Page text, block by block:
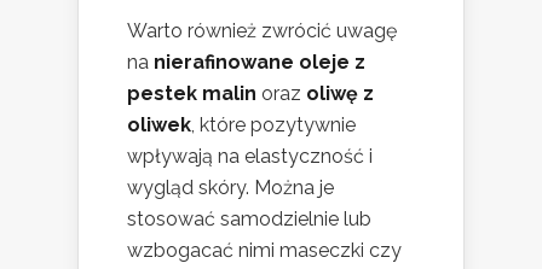
Warto również zwrócić uwagę
na nierafinowane oleje z
pestek malin oraz oliwę z
oliwek, które pozytywnie
wpływają na elastyczność i
wygląd skóry. Można je
stosować samodzielnie lub
wzbogacać nimi maseczki czy